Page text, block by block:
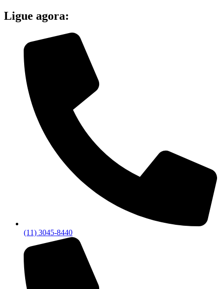
Ligue agora:
(11) 3045-8440